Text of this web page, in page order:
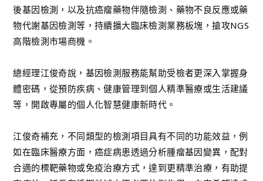
後基因檢測，以及抗癌瘤藥物伴隨檢測、藥物不良反應或藥
物代謝基因檢測等，持續擴大臨床檢測業務板塊，搶攻NGS
高階檢測市場商機。
總經理江俊奇說，基因檢測服務能幫助受檢者更深入掌握身
體密碼，從預防疾病、健康管理到個人精準醫療或生活建議
等，開啟專屬的個人化智慧健康新時代。
江俊奇補充，不同類型的檢測項目具有不同的功能效益，例
如在臨床醫療方面，癌症病患透過分析腫瘤基因變異，配對
合適的標靶藥物或免疫治療方式，達到更精準治療，有助提